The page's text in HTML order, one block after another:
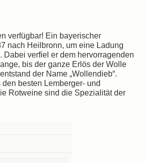
verfügbar! Ein bayerischer
nach Heilbronn, um eine Ladung
Dabei verfiel er dem hervorragenden
bis der ganze Erlös der Wolle
der Name „Wollendieb“.
besten Lemberger- und
Rotweine sind die Spezialität der